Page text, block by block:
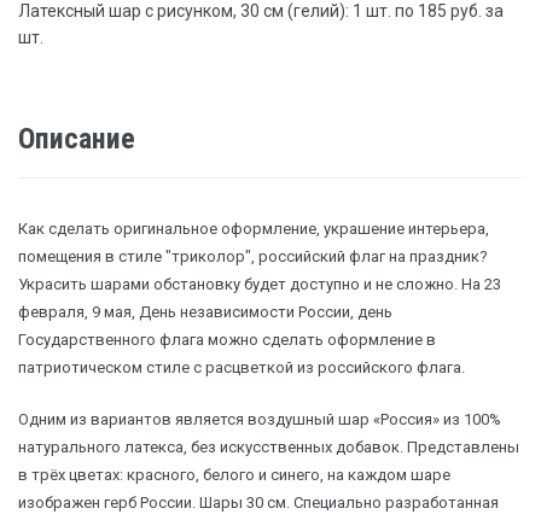
Латексный шар с рисунком, 30 см (гелий): 1 шт. по 185 руб. за
шт.
Описание
Как сделать оригинальное оформление, украшение интерьера,
помещения в стиле "триколор", российский флаг на праздник?
Украсить шарами обстановку будет доступно и не сложно. На 23
февраля, 9 мая, День независимости России, день
Государственного флага можно сделать оформление в
патриотическом стиле с расцветкой из российского флага.
Одним из вариантов является воздушный шар «Россия» из 100%
натурального латекса, без искусственных добавок. Представлены
в трёх цветах: красного, белого и синего, на каждом шаре
изображен герб России. Шары 30 см. Специально разработанная